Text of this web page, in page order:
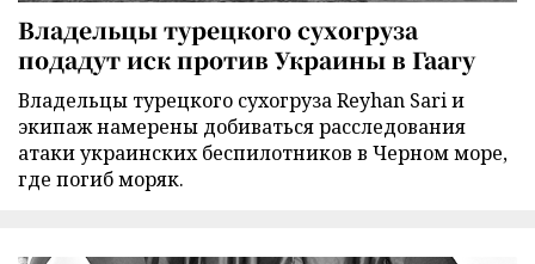
Владельцы турецкого сухогруза
подадут иск против Украины в Гаагу
Владельцы турецкого сухогруза Reyhan Sari и
экипаж намерены добиваться расследования
атаки украинских беспилотников в Черном море,
где погиб моряк.